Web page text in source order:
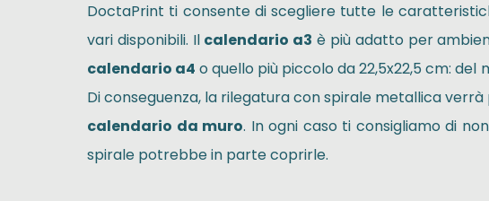
DoctaPrint ti consente di scegliere tutte le
vari disponibili. Il calendario a3 è più adatto per
calendario a4 o quello più piccolo da 22,5x22,5 cm:
Di conseguenza, la rilegatura con spirale metallica
calendario da muro. In ogni caso ti consigliamo di
spirale potrebbe in parte coprirle.